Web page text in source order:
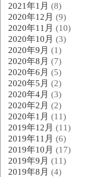
2021年1月 (8)
2020年12月 (9)
2020年11月 (10)
2020年10月 (3)
2020年9月 (1)
2020年8月 (7)
2020年6月 (5)
2020年5月 (2)
2020年4月 (3)
2020年2月 (2)
2020年1月 (11)
2019年12月 (11)
2019年11月 (6)
2019年10月 (17)
2019年9月 (11)
2019年8月 (4)